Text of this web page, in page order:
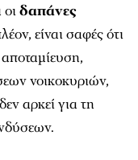
δαπάνες
είναι σαφές ότι
νοικοκυριών,
αρκεί για τη